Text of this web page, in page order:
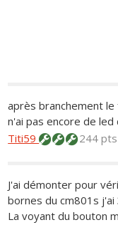
après branchement
n'ai pas encore de led
Titi59
244
J'ai démonter pour
bornes du cm801s j'ai
La voyant du bouton